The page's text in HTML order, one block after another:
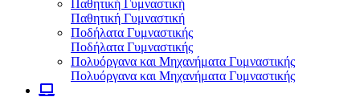
Παθητική Γυμναστική
Παθητική Γυμναστική
Ποδήλατα Γυμναστικής
Ποδήλατα Γυμναστικής
Πολυόργανα και Μηχανήματα Γυμναστικής
Πολυόργανα και Μηχανήματα Γυμναστικής